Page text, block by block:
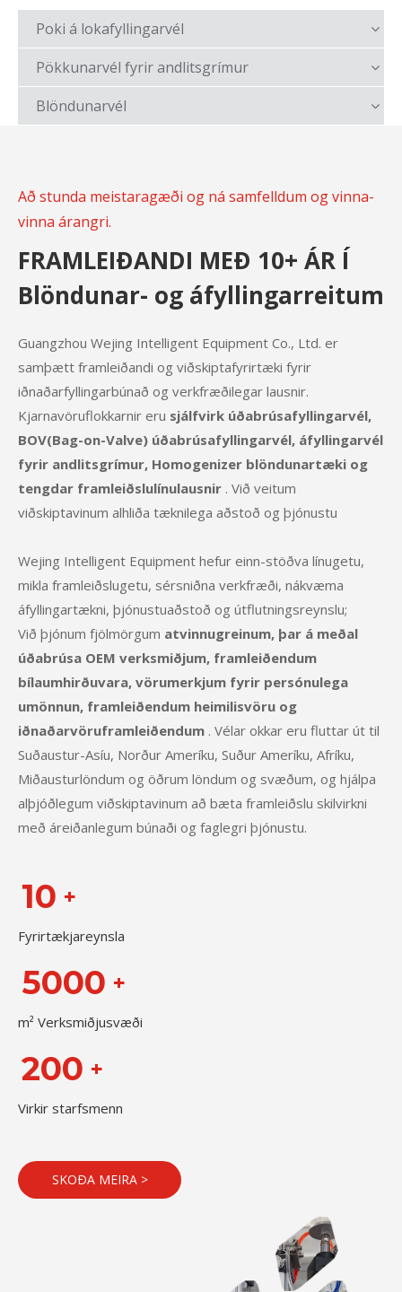
úða
Poki á lokafyllingarvél
Pökkunarvél fyrir andlitsgrímur
Blöndunarvél
Að stunda meistaragæði og ná samfelldum og vinna-
vinna árangri.
FRAMLEIÐANDI MEÐ 10+ ÁR Í
Blöndunar- og áfyllingarreitum
Guangzhou Wejing Intelligent Equipment Co., Ltd. er
samþætt framleiðandi og viðskiptafyrirtæki fyrir
iðnaðarfyllingarbúnað og verkfræðilegar lausnir.
Kjarnavöruflokkarnir eru sjálfvirk úðabrúsafyllingarvél,
BOV(Bag-on-Valve) úðabrúsafyllingarvél, áfyllingarvél
fyrir andlitsgrímur, Homogenizer blöndunartæki og
tengdar framleiðslulínulausnir . Við veitum
viðskiptavinum alhliða tæknilega aðstoð og þjónustu
Wejing Intelligent Equipment hefur einn-stöðva línugetu,
mikla framleiðslugetu, sérsniðna verkfræði, nákvæma
áfyllingartækni, þjónustuaðstoð og útflutningsreynslu;
Við þjónum fjölmörgum atvinnugreinum, þar á meðal
úðabrúsa OEM verksmiðjum, framleiðendum
bílaumhirðuvara, vörumerkjum fyrir persónulega
umönnun, framleiðendum heimilisvöru og
iðnaðarvöruframleiðendum . Vélar okkar eru fluttar út til
Suðaustur-Asíu, Norður Ameríku, Suður Ameríku, Afríku,
Miðausturlöndum og öðrum löndum og svæðum, og hjálpa
alþjóðlegum viðskiptavinum að bæta framleiðslu skilvirkni
með áreiðanlegum búnaði og faglegri þjónustu.
10 +
Fyrirtækjareynsla
5000 +
m² Verksmiðjusvæði
200 +
Virkir starfsmenn
SKOÐA MEIRA >